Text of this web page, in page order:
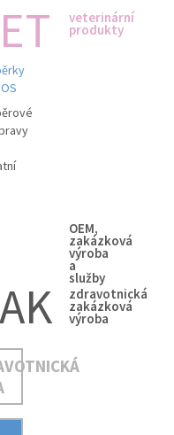
veterinární
produkty
OEM,
zakázková
výroba
a
služby
zdravotnická
zakázková
výroba